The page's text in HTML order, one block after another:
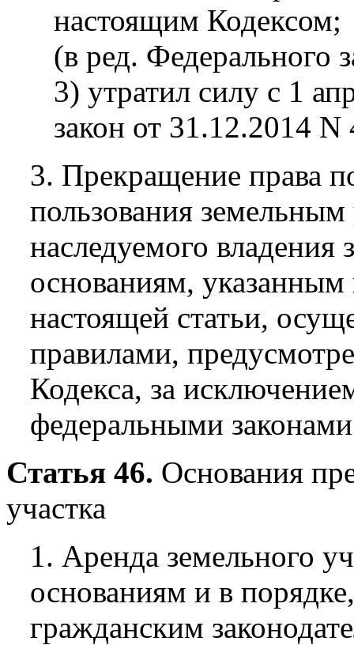
настоящим Кодексом;
(в ред. Федерального
3) утратил силу с 1
закон от 31.12.2014
3. Прекращение права
пользования
наследуемого
основаниям, указанным
настоящей статьи,
правилами,
Кодекса, за
федеральными
Статья 46. Основания
участка
1. Аренда земельного
основаниям и в
гражданским